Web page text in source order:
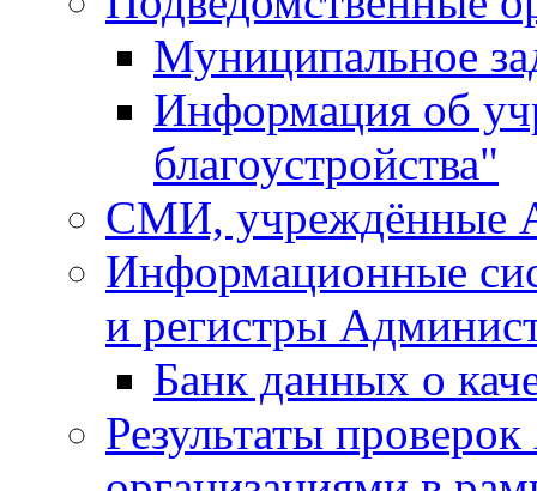
Муниципальное
Информация об
благоустройства"
СМИ, учреждённые
Информационные
и регистры
Банк данных о
Результаты